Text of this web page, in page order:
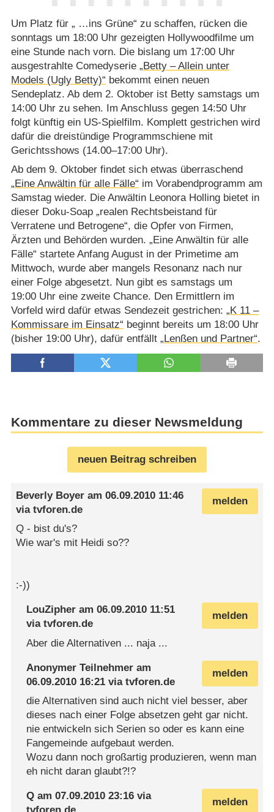
Um Platz für „ …ins Grüne“ zu schaffen, rücken die
sonntags um 18:00 Uhr gezeigten Hollywoodfilme um
eine Stunde nach vorn. Die bislang um 17:00 Uhr
ausgestrahlte Comedyserie „Betty – Allein unter
Models (Ugly Betty)“ bekommt einen neuen
Sendeplatz. Ab dem 2. Oktober ist Betty samstags um
14:00 Uhr zu sehen. Im Anschluss gegen 14:50 Uhr
folgt künftig ein US-Spielfilm. Komplett gestrichen wird
dafür die dreistündige Programmschiene mit
Gerichtsshows (14.00⁠–⁠17:00 Uhr).
Ab dem 9. Oktober findet sich etwas überraschend
„Eine Anwältin für alle Fälle“ im Vorabendprogramm am
Samstag wieder. Die Anwältin Leonora Holling bietet in
dieser Doku-Soap „realen Rechtsbeistand für
Verratene und Betrogene“, die Opfer von Firmen,
Ärzten und Behörden wurden. „Eine Anwältin für alle
Fälle“ startete Anfang August in der Primetime am
Mittwoch, wurde aber mangels Resonanz nach nur
einer Folge abgesetzt. Nun gibt es samstags um
19:00 Uhr eine zweite Chance. Den Ermittlern im
Vorfeld wird dafür etwas Sendezeit gestrichen: „K 11 –
Kommissare im Einsatz“ beginnt bereits um 18:00 Uhr
(bisher 19:00 Uhr), dafür entfällt „Lenßen und Partner“.
Kommentare zu dieser Newsmeldung
neuen Beitrag schreiben
melden
Beverly Boyer am06.09.2010 11:46
viatvforen.de
Q - bist du's?
Wie war's mit Heidi so??
:-))
melden
LouZipher am06.09.2010 11:51
viatvforen.de
Aber die Alternativen ... naja ...
melden
Anonymer Teilnehmer am
06.09.2010 16:21 viatvforen.de
die Alternativen sind auch nicht viel besser, aber
dieses nach einer Folge absetzen geht gar nicht.
nie entwickeln sich Serien so oder es kann eine
Fangemeinde aufgebaut werden.
Wozu dann noch großartig produzieren, wenn man
eh nicht daran glaubt?!?
melden
Q am07.09.2010 23:16 via